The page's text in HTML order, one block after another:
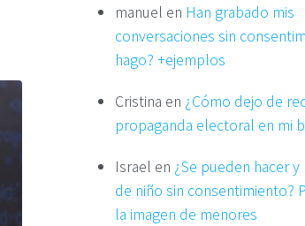
manuel en Han grabado mis
conversaciones sin
hago? +ejemplos
Cristina en ¿Cómo dejo de
propaganda electoral en mi
Israel en ¿Se pueden hacer
de niño sin consentimiento?
la imagen de menores